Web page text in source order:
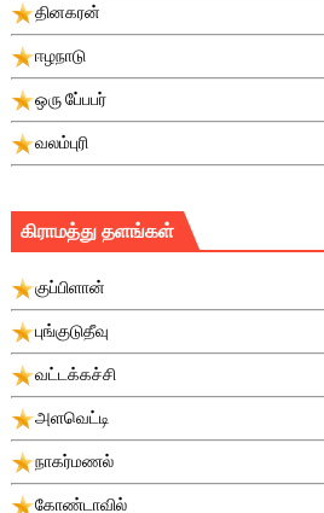
தினகரன்
ஈழநாடு
ஒரு பே்பபர்
வலம்புரி
கிராமத்து தளங்கள்
குப்பிளான்
புங்குடுதீவு
வட்டக்கச்சி
அளவெட்டி
நாகர்மணல்
கோண்டாவில்